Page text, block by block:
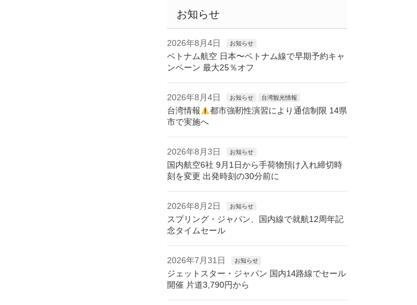
お知らせ
2026年8月4日 お知らせ
ベトナム航空 日本〜ベトナム線で早期予約キャ
ンペーン 最大25％オフ
2026年8月4日 お知らせ 台湾観光情報
台湾情報
都市強靭性演習により通信制限 14県
市で実施へ
2026年8月3日 お知らせ
国内航空6社 9月1日から手荷物預け入れ締切時
刻を変更 出発時刻の30分前に
2026年8月2日 お知らせ
スプリング・ジャパン、国内線で就航12周年記
念タイムセール
2026年7月31日 お知らせ
ジェットスター・ジャパン 国内14路線でセール
開催 片道3,790円から